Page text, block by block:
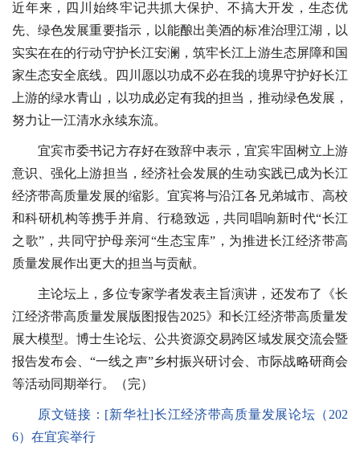
近年来，四川始终牢记共抓大保护、不搞大开发，生态优
先、绿色发展重要指示，以能酿出美酒的标准治理江湖，以
实实在在的行动守护长江安澜，筑牢长江上游生态屏障和国
家生态安全底线。四川愿以功成不必在我的境界守护好长江
上游的绿水青山，以功成必定有我的担当，推动绿色发展，
努力让一江清水永续东流。
宜宾市委书记方存好在致辞中表示，宜宾牢固树立上游
意识、强化上游担当，经济社会发展的生动实践已成为长江
经济带高质量发展的缩影。宜宾将与沿江各兄弟城市、高校
和科研机构等携手并肩、行稳致远，共同唱响新时代“长江
之歌”，共同守护母亲河“生态宝库”，为推进长江经济带高
质量发展作出更大的担当与贡献。
主论坛上，多位专家学者发表主旨演讲，还发布了《长
江经济带高质量发展版图报告2025》和长江经济带高质量发
展大模型。博士生论坛、公共资源交易跨区域发展交流会暨
报告发布会、“一线之声”乡村振兴研讨会、市际战略研商会
等活动同期举行。（完）
原文链接： [新华社]长江经济带高质量发展论坛（202
6）在宜宾举行